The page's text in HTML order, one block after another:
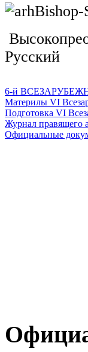
Русский
6-й
Материлы VI
Подготовка VI
Журнал правящего
Официальные